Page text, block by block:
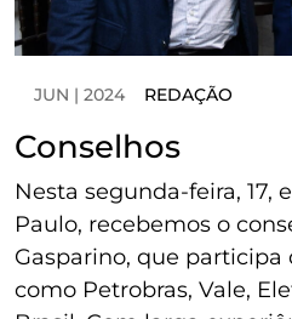
JUN | 2024 REDAÇÃO
Conselhos
Nesta segunda-feira, 17,
Paulo, recebemos o
Gasparino, que
como Petrobras, Vale,